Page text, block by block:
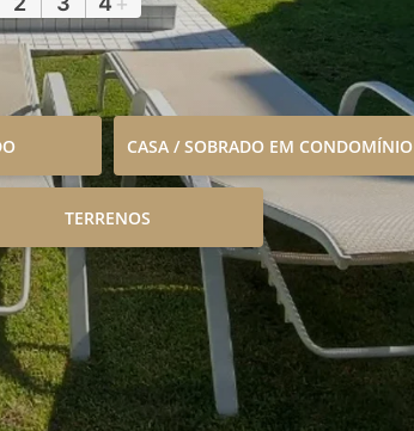
CASA / SOBRADO EM CONDOMÍNIO
TERRENOS